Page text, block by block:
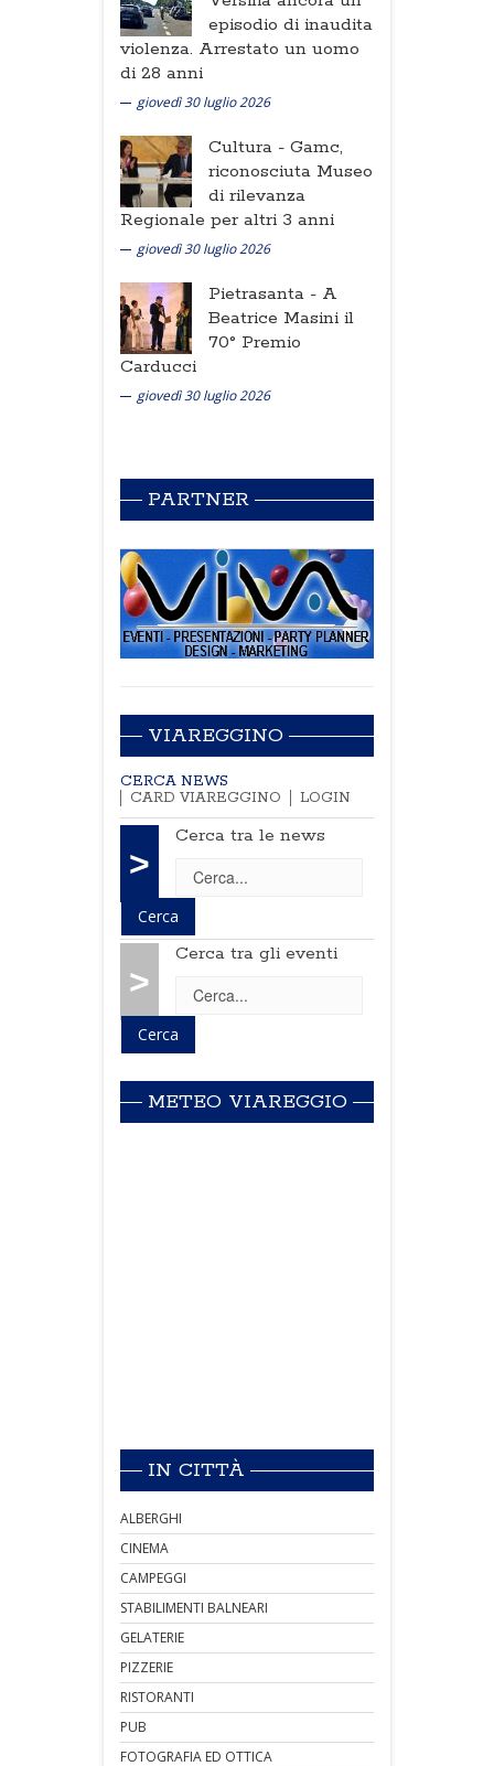
episodio di inaudita
violenza. Arrestato un uomo
di 28 anni
giovedì 30 luglio 2026
Cultura - Gamc,
riconosciuta Museo
di rilevanza
Regionale per altri 3 anni
giovedì 30 luglio 2026
Pietrasanta - A
Beatrice Masini il
70° Premio
Carducci
giovedì 30 luglio 2026
PARTNER
VIAREGGINO
CERCA NEWS
CARD VIAREGGINO
LOGIN
>
Cerca tra le news
>
Cerca tra gli eventi
METEO VIAREGGIO
IN CITTÀ
ALBERGHI
CINEMA
CAMPEGGI
STABILIMENTI BALNEARI
GELATERIE
PIZZERIE
RISTORANTI
PUB
FOTOGRAFIA ED OTTICA